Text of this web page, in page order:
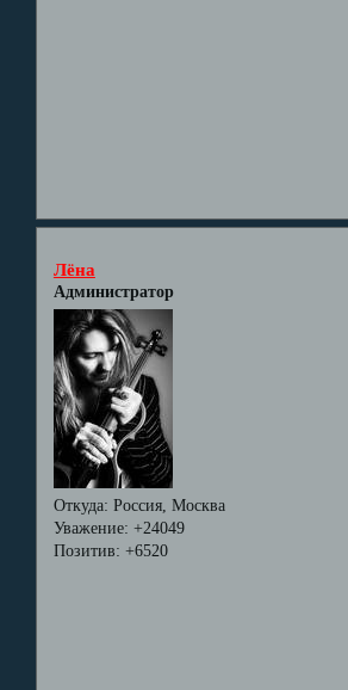
Лёна
Администратор
Откуда: Россия, Москва
Уважение: +24049
Позитив: +6520